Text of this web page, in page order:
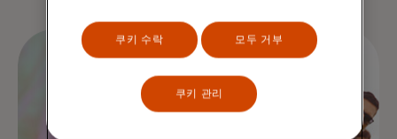
쿠키 수락 모두 거부
쿠키 관리